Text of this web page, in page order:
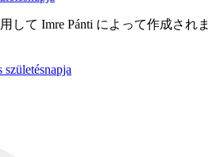
して Imre Pánti によって作成されま